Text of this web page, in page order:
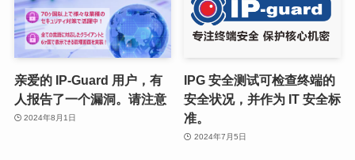
亲爱的 IP-Guard 用户，有
人报告了一个漏洞。请注意
2024年8月1日
IPG 安全测试可检查终端的
安全状况，并作为 IT 安全标
准。
2024年7月5日